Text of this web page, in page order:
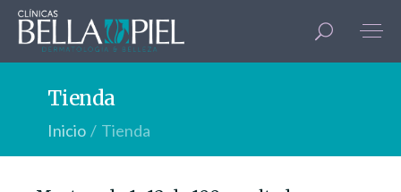
Tienda
Inicio Tienda